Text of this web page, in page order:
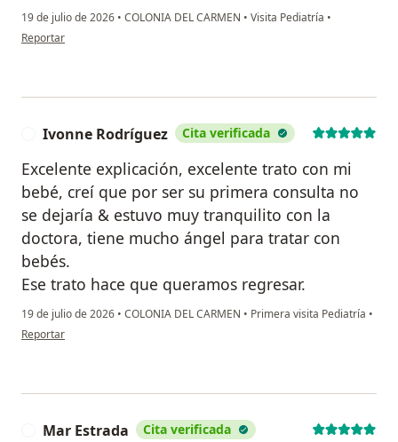
19 de julio de 2026 • COLONIA DEL CARMEN • Visita Pediatría •
en opinión del usuario Sandra Martinez
Reportar
Ivonne Rodríguez Cita verificada
Excelente explicación, excelente trato con mi
bebé, creí que por ser su primera consulta no
se dejaría & estuvo muy tranquilito con la
doctora, tiene mucho ángel para tratar con
bebés.
Ese trato hace que queramos regresar.
19 de julio de 2026 • COLONIA DEL CARMEN • Primera visita Pediatría •
en opinión del usuario Ivonne Rodríguez
Reportar
Mar Estrada Cita verificada